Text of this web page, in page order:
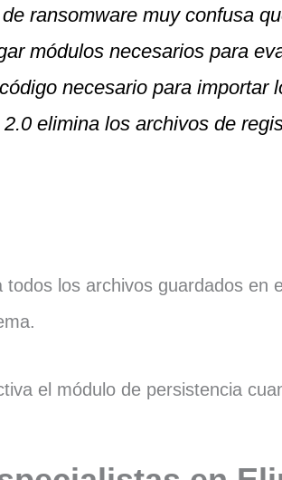
ransomware muy confusa
módulos necesarios para
necesario para importar
elimina los archivos de
todos los archivos guardados en
el módulo de persistencia